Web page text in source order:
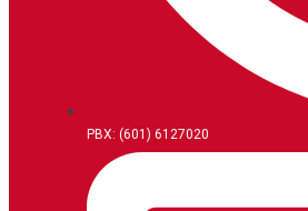
PBX: (601) 6127020